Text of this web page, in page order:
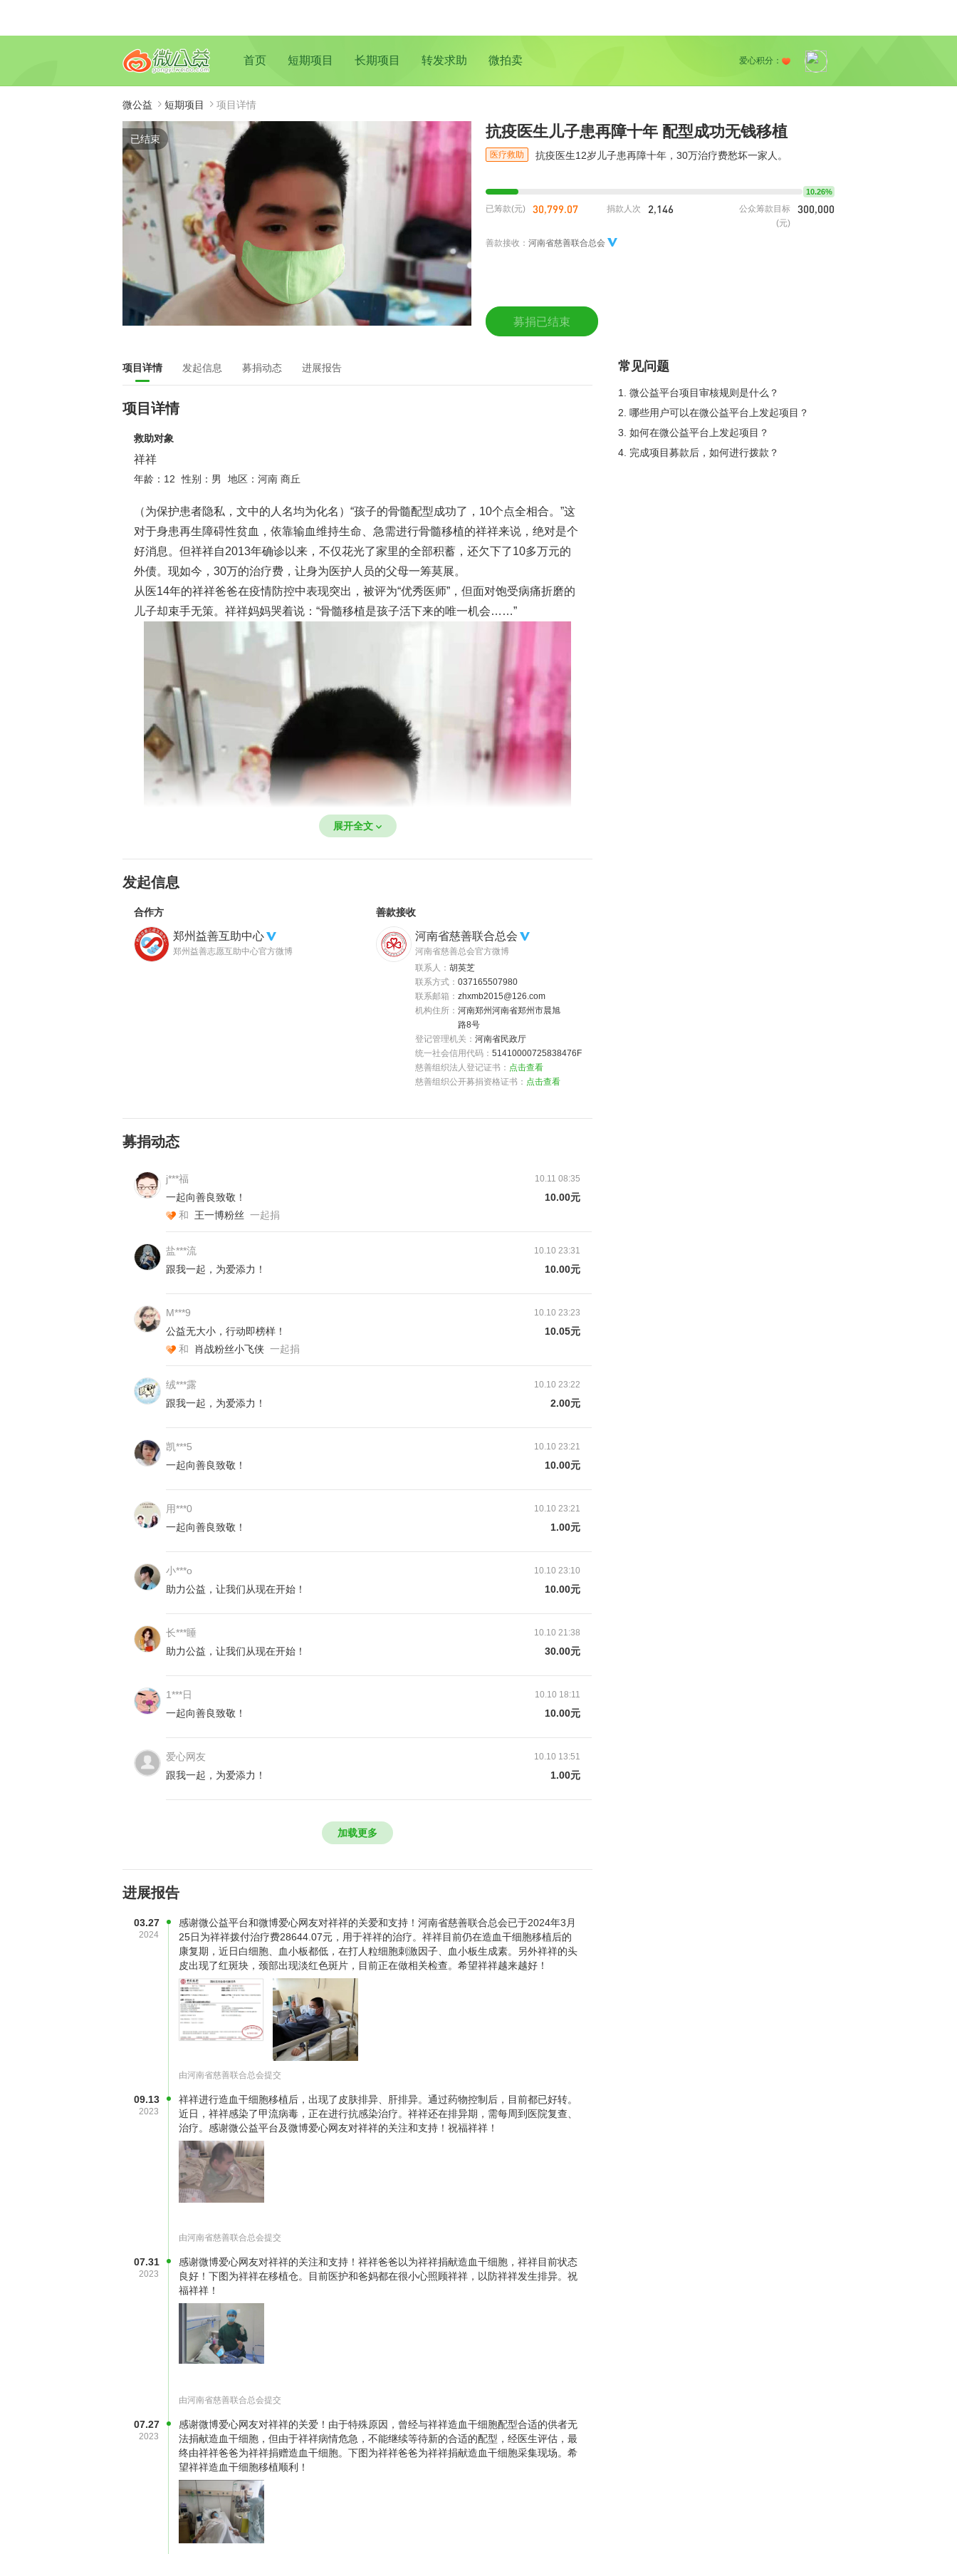
首页 短期项目 长期项目 转发求助 微拍卖 爱心积分：
微公益 短期项目 项目详情
已结束 抗疫医生儿子患再障十年 配型成功无钱移植
医疗救助 抗疫医生12岁儿子患再障十年，30万治疗费愁坏一家人。
10.26%
已筹款(元) 30,799.07 捐款人次 2,146
公众筹款目标
(元)
300,000
善款接收： 河南省慈善联合总会
募捐已结束
项目详情 发起信息 募捐动态 进展报告
项目详情
救助对象
祥祥
年龄：12 性别：男 地区：河南 商丘
（为保护患者隐私，文中的人名均为化名）“孩子的骨髓配型成功了，10个点全相合。”这
对于身患再生障碍性贫血，依靠输血维持生命、急需进行骨髓移植的祥祥来说，绝对是个
好消息。但祥祥自2013年确诊以来，不仅花光了家里的全部积蓄，还欠下了10多万元的
外债。现如今，30万的治疗费，让身为医护人员的父母一筹莫展。
从医14年的祥祥爸爸在疫情防控中表现突出，被评为“优秀医师”，但面对饱受病痛折磨的
儿子却束手无策。祥祥妈妈哭着说：“骨髓移植是孩子活下来的唯一机会……”
2013年，近3岁的祥祥身上总是出现一些红点点，时常还伴随高烧不退的症状。身为医生
最终确诊为再生障碍性贫血。
（图片由家属提供，已获授权）
确诊之后，医生采取了口服药物免疫治疗，并每年定期输血、输血小板。开始的几年，治
疗的效果还可以。但2017年开始，祥祥的病情出现加重的迹象，流鼻血的次数开始增多。
2022年3月份，祥祥出现了流鼻血、空腔出血及下肢出血点增多的情况，紧急到河南省人
民医院救治。之后，祥祥便开始了不间断地住院治疗。
现在孩子只能依靠输血维持生命。”祥祥爸爸说，医生表示，孩子病情很严重，必须尽快
配型成功 30万治疗费难住家人
骨髓配型成功了，而且是点位全相合，这让处在绝望边缘的他们看到了希望。
医生表示，孩子的骨髓配型达到了10个点全相合，治愈的几率很大。就孩子目前的身体状
况，建议越早移植越好。骨髓移植及后续的治疗费至少需要30万元，术后的花费还要看孩
子的具体排异情况。
“孩子终于有机会可以活下来了。”祥祥爸爸说，全家人看到了孩子治愈的希望。但是他们
却高兴不起来，后续至少30万元的治疗费用，无疑是一座沉重的大山，压得他们喘不过气
来。他们夫妻都在乡镇的卫生院工作，每个月的工资除去正常的家庭开销，以及孩子服药
的费用，所剩无几。
祥祥爸爸介绍，孩子的治疗费报销后花了30多万元，不仅花光了家里的全部，还从亲戚朋
友那里借了10多万元。如今，孩子的治疗费还远远没有凑够，只能在重症监护室内等待。
展开全文
发起信息
合作方
郑州益善互助中心
郑州益善志愿互助中心官方微博
善款接收
河南省慈善联合总会
河南省慈善总会官方微博
联系人： 胡英芝
联系方式： 037165507980
联系邮箱： zhxmb2015@126.com
机构住所： 河南郑州河南省郑州市晨旭
路8号
登记管理机关： 河南省民政厅
统一社会信用代码： 51410000725838476F
慈善组织法人登记证书： 点击查看
慈善组织公开募捐资格证书： 点击查看
募捐动态
j***福 10.11 08:35
一起向善良致敬！
10.00元
和
王一博粉丝 一起捐
盐***流 10.10 23:31
跟我一起，为爱添力！ 10.00元
M***9 10.10 23:23
公益无大小，行动即榜样！
10.05元
和
肖战粉丝小飞侠 一起捐
绒***露 10.10 23:22
跟我一起，为爱添力！ 2.00元
凯***5 10.10 23:21
一起向善良致敬！ 10.00元
用***0 10.10 23:21
一起向善良致敬！ 1.00元
小***o 10.10 23:10
助力公益，让我们从现在开始！ 10.00元
长***睡 10.10 21:38
助力公益，让我们从现在开始！ 30.00元
1***日 10.10 18:11
一起向善良致敬！ 10.00元
爱心网友 10.10 13:51
跟我一起，为爱添力！ 1.00元
加载更多
进展报告
03.27
2024
感谢微公益平台和微博爱心网友对祥祥的关爱和支持！河南省慈善联合总会已于2024年3月
25日为祥祥拨付治疗费28644.07元，用于祥祥的治疗。祥祥目前仍在造血干细胞移植后的
康复期，近日白细胞、血小板都低，在打人粒细胞刺激因子、血小板生成素。另外祥祥的头
皮出现了红斑块，颈部出现淡红色斑片，目前正在做相关检查。希望祥祥越来越好！
由河南省慈善联合总会提交
09.13
2023
祥祥进行造血干细胞移植后，出现了皮肤排异、肝排异。通过药物控制后，目前都已好转。
近日，祥祥感染了甲流病毒，正在进行抗感染治疗。祥祥还在排异期，需每周到医院复查、
治疗。感谢微公益平台及微博爱心网友对祥祥的关注和支持！祝福祥祥！
由河南省慈善联合总会提交
07.31
2023
感谢微博爱心网友对祥祥的关注和支持！祥祥爸爸以为祥祥捐献造血干细胞，祥祥目前状态
良好！下图为祥祥在移植仓。目前医护和爸妈都在很小心照顾祥祥，以防祥祥发生排异。祝
福祥祥！
由河南省慈善联合总会提交
07.27
2023
感谢微博爱心网友对祥祥的关爱！由于特殊原因，曾经与祥祥造血干细胞配型合适的供者无
法捐献造血干细胞，但由于祥祥病情危急，不能继续等待新的合适的配型，经医生评估，最
终由祥祥爸爸为祥祥捐赠造血干细胞。下图为祥祥爸爸为祥祥捐献造血干细胞采集现场。希
望祥祥造血干细胞移植顺利！
常见问题
1. 微公益平台项目审核规则是什么？
2. 哪些用户可以在微公益平台上发起项目？
3. 如何在微公益平台上发起项目？
4. 完成项目募款后，如何进行拨款？